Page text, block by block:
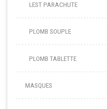
LEST PARACHUTE
PLOMB SOUPLE
PLOMB TABLETTE
MASQUES